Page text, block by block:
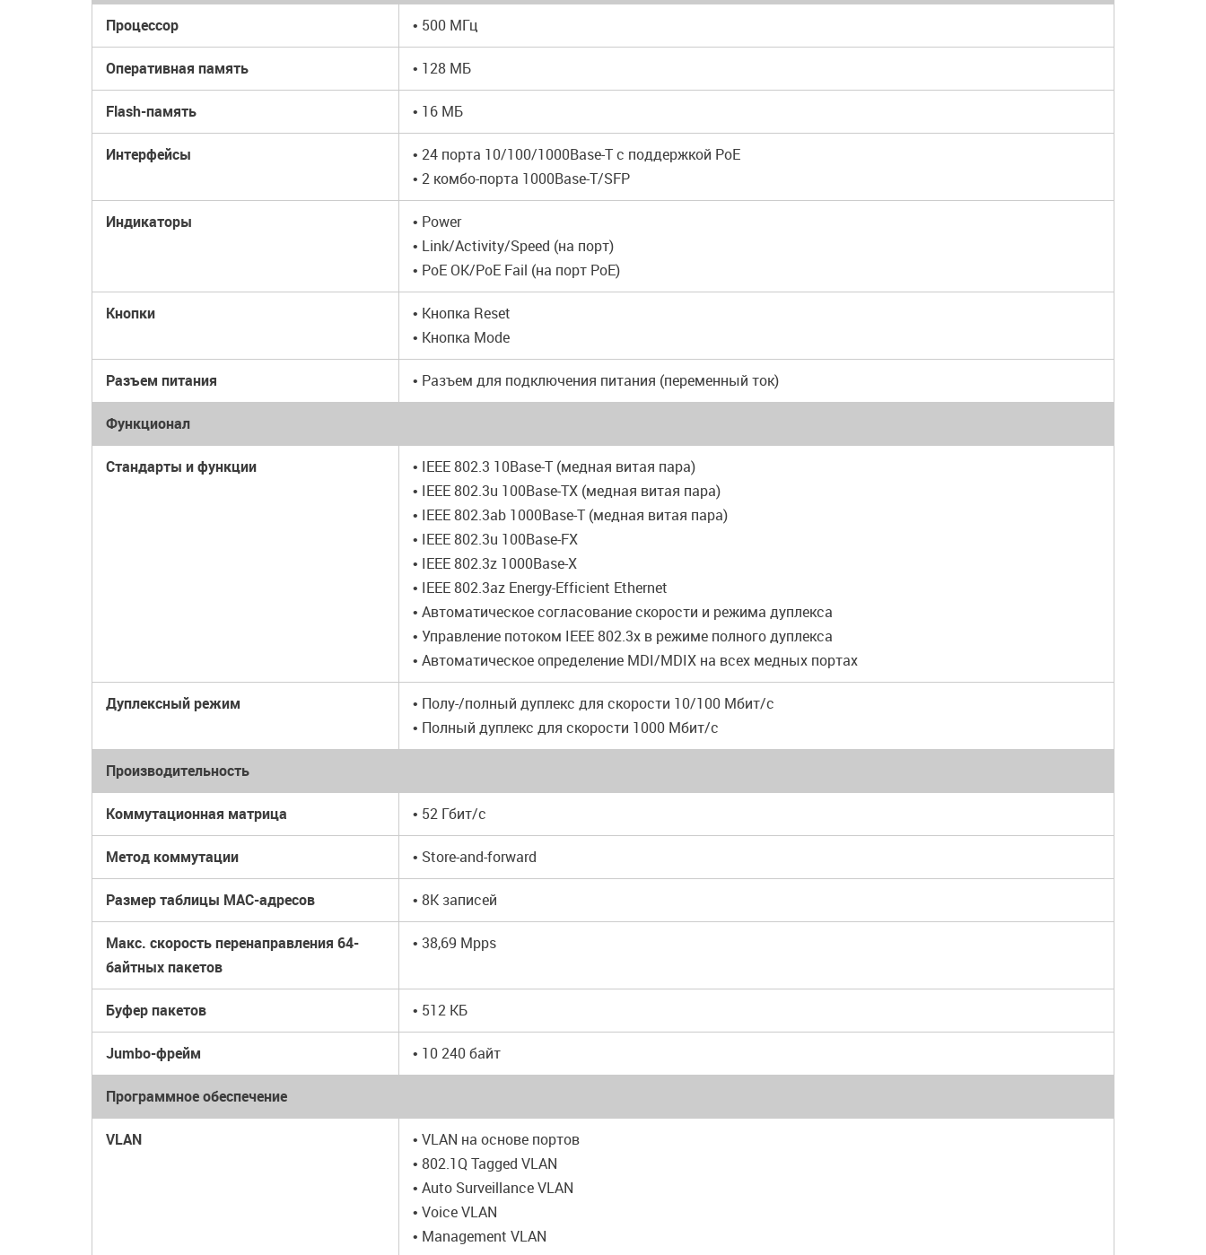
Процессор • 500 МГц
Оперативная память • 128 МБ
Flash-память • 16 МБ
Интерфейсы
• 24 порта 10/100/1000Base-T с поддержкой PoE
• 2 комбо-порта 1000Base-T/SFP
Индикаторы
• Power
• Link/Activity/Speed (на порт)
• PoE OK/PoE Fail (на порт PoE)
Кнопки
• Кнопка Reset
• Кнопка Mode
Разъем питания • Разъем для подключения питания (переменный ток)
Функционал
Стандарты и функции
• IEEE 802.3 10Base-T (медная витая пара)
• IEEE 802.3u 100Base-TX (медная витая пара)
• IEEE 802.3ab 1000Base-T (медная витая пара)
• IEEE 802.3u 100Base-FX
• IEEE 802.3z 1000Base-X
• IEEE 802.3az Energy-Efficient Ethernet
• Автоматическое согласование скорости и режима дуплекса
• Управление потоком IEEE 802.3x в режиме полного дуплекса
• Автоматическое определение MDI/MDIX на всех медных портах
Дуплексный режим
• Полу-/полный дуплекс для скорости 10/100 Мбит/с
• Полный дуплекс для скорости 1000 Мбит/с
Производительность
Коммутационная матрица • 52 Гбит/с
Метод коммутации • Store-and-forward
Размер таблицы MAC-адресов • 8K записей
Макс. скорость перенаправления 64-
байтных пакетов
• 38,69 Mpps
Буфер пакетов • 512 КБ
Jumbo-фрейм • 10 240 байт
Программное обеспечение
VLAN
• VLAN на основе портов
• 802.1Q Tagged VLAN
• Auto Surveillance VLAN
• Voice VLAN
• Management VLAN